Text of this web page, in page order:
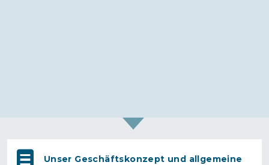
Unser Geschäftskonzept und allgemeine